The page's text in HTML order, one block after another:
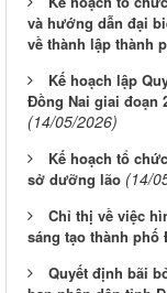
và hướng dẫn đại
về thành lập thành
Kế hoạch lập
Đồng Nai giai đoạn
(14/05/2026)
Kế hoạch tổ
sở dưỡng lão (14/
Chỉ thị về việc
sáng tạo thành phố
Quyết định bãi